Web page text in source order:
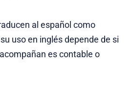
al español como
uso en inglés depende de si
es contable o